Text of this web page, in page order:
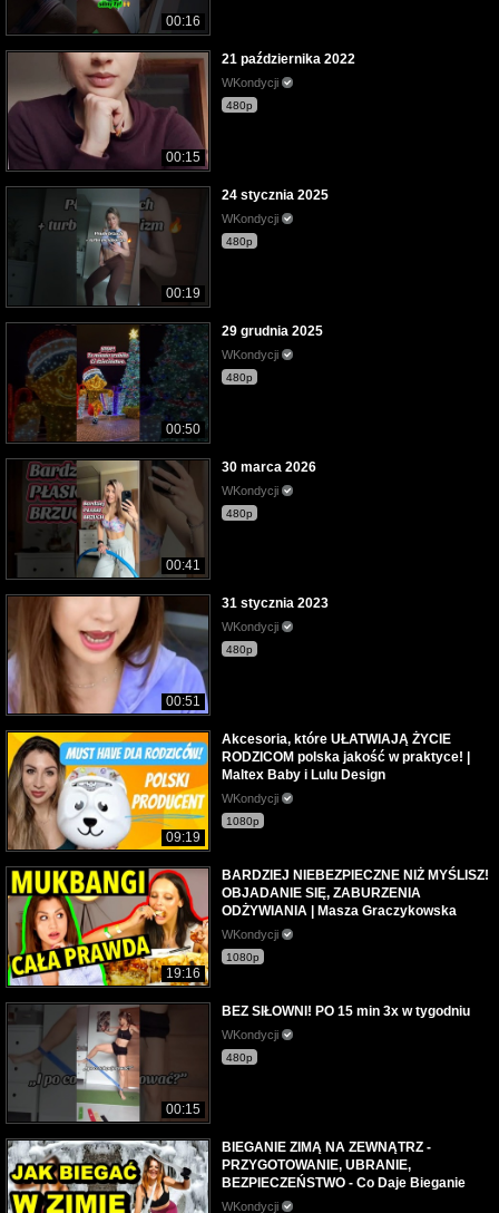
00:16
00:15
21 października 2022
WKondycji
480p
00:19
24 stycznia 2025
WKondycji
480p
00:50
29 grudnia 2025
WKondycji
480p
00:41
30 marca 2026
WKondycji
480p
00:51
31 stycznia 2023
WKondycji
480p
09:19
Akcesoria, które UŁATWIAJĄ ŻYCIE
RODZICOM polska jakość w praktyce! |
Maltex Baby i Lulu Design
WKondycji
1080p
19:16
BARDZIEJ NIEBEZPIECZNE NIŻ MYŚLISZ!
OBJADANIE SIĘ, ZABURZENIA
ODŻYWIANIA | Masza Graczykowska
WKondycji
1080p
00:15
BEZ SIŁOWNI! PO 15 min 3x w tygodniu
WKondycji
480p
BIEGANIE ZIMĄ NA ZEWNĄTRZ -
PRZYGOTOWANIE, UBRANIE,
BEZPIECZEŃSTWO - Co Daje Bieganie
WKondycji